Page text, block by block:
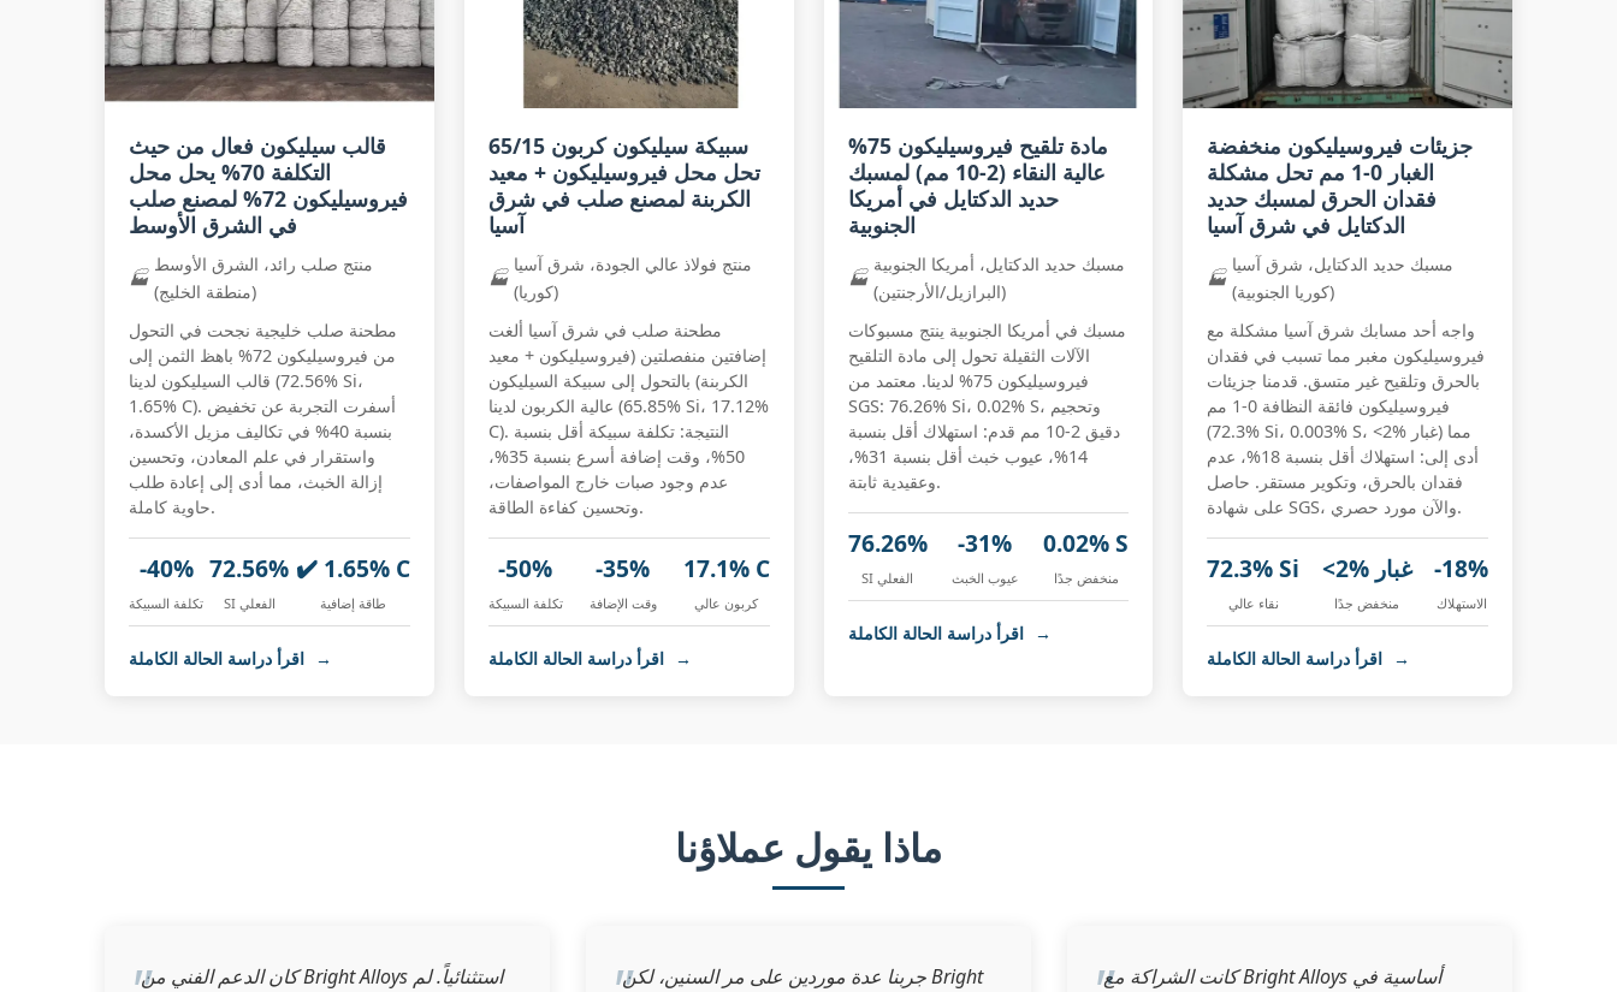
قالب سيليكون فعال من حيث
التكلفة 70% يحل محل
فيروسيليكون 72% لمصنع صلب
في الشرق الأوسط
🏭
منتج صلب رائد، الشرق الأوسط
(منطقة الخليج)
مطحنة صلب خليجية نجحت في التحول
من فيروسيليكون 72% باهظ الثمن إلى
قالب السيليكون لدينا (72.56% Si،
1.65% C). أسفرت التجربة عن تخفيض
بنسبة 40% في تكاليف مزيل الأكسدة،
واستقرار في علم المعادن، وتحسين
إزالة الخبث، مما أدى إلى إعادة طلب
حاوية كاملة.
-40%
تكلفة السبيكة
72.56%
SI الفعلي
✔️ 1.65% C
طاقة إضافية
→
سبيكة سيليكون كربون 65/15
تحل محل فيروسيليكون + معيد
الكربنة لمصنع صلب في شرق
آسيا
🏭
منتج فولاذ عالي الجودة، شرق آسيا
(كوريا)
مطحنة صلب في شرق آسيا ألغت
إضافتين منفصلتين (فيروسيليكون + معيد
الكربنة) بالتحول إلى سبيكة السيليكون
عالية الكربون لدينا (65.85% Si، 17.12%
C). النتيجة: تكلفة سبيكة أقل بنسبة
50%، وقت إضافة أسرع بنسبة 35%،
عدم وجود صبات خارج المواصفات،
وتحسين كفاءة الطاقة.
-50%
تكلفة السبيكة
-35%
وقت الإضافة
17.1% C
كربون عالي
اقرأ دراسة الحالة الكاملة →
مادة تلقيح فيروسيليكون 75%
عالية النقاء (2-10 مم) لمسبك
حديد الدكتايل في أمريكا
الجنوبية
🏭
مسبك حديد الدكتايل، أمريكا الجنوبية
(البرازيل/الأرجنتين)
مسبك في أمريكا الجنوبية ينتج مسبوكات
الآلات الثقيلة تحول إلى مادة التلقيح
فيروسيليكون 75% لدينا. معتمد من
SGS: 76.26% Si، 0.02% S، وتحجيم
دقيق 2-10 مم قدم: استهلاك أقل بنسبة
14%، عيوب خبث أقل بنسبة 31%،
وعقيدية ثابتة.
76.26%
SI الفعلي
-31%
عيوب الخبث
0.02% S
منخفض جدًا
اقرأ دراسة الحالة الكاملة →
جزيئات فيروسيليكون منخفضة
الغبار 0-1 مم تحل مشكلة
فقدان الحرق لمسبك حديد
الدكتايل في شرق آسيا
🏭
مسبك حديد الدكتايل، شرق آسيا
(كوريا الجنوبية)
واجه أحد مسابك شرق آسيا مشكلة مع
فيروسيليكون مغبر مما تسبب في فقدان
بالحرق وتلقيح غير متسق. قدمنا جزيئات
فيروسيليكون فائقة النظافة 0-1 مم
(72.3% Si، 0.003% S، <2% غبار) مما
أدى إلى: استهلاك أقل بنسبة 18%، عدم
فقدان بالحرق، وتكوير مستقر. حاصل
على شهادة SGS، والآن مورد حصري.
72.3% Si
نقاء عالي
<2% غبار
منخفض جدًا
-18%
الاستهلاك
→
ماذا يقول عملاؤنا
كان الدعم الفني من Bright Alloys استثنائياً. لم
جربنا عدة موردين على مر السنين، لكن Bright
كانت الشراكة مع Bright Alloys أساسية في